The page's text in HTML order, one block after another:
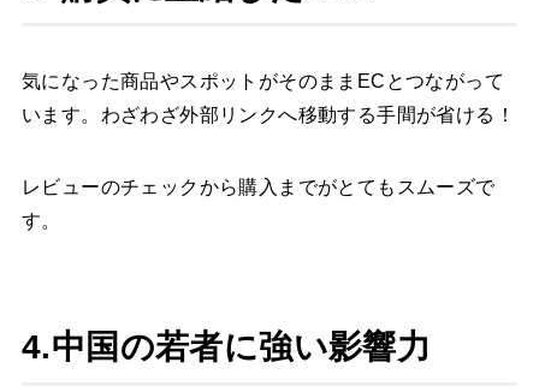
気になった商品やスポットがそのままECとつながって
います。わざわざ外部リンクへ移動する手間が省ける！
レビューのチェックから購入までがとてもスムーズで
す。
4.中国の若者に強い影響力